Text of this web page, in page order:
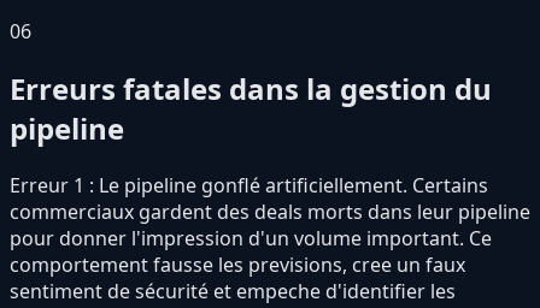
06
Erreurs fatales dans la gestion du
pipeline
Erreur 1 : Le pipeline gonflé artificiellement. Certains
commerciaux gardent des deals morts dans leur pipeline
pour donner l'impression d'un volume important. Ce
comportement fausse les previsions, cree un faux
sentiment de sécurité et empeche d'identifier les